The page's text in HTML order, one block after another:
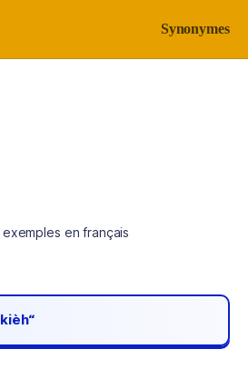
Synonymes
en français